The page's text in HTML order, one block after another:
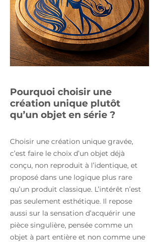
Pourquoi choisir une
création unique plutôt
qu’un objet en série ?
Choisir une création unique gravée,
c’est faire le choix d’un objet déjà
conçu, non reproduit à l’identique, et
proposé dans une logique plus rare
qu’un produit classique. L’intérêt n’est
pas seulement esthétique. Il repose
aussi sur la sensation d’acquérir une
pièce singulière, pensée comme un
objet à part entière et non comme une